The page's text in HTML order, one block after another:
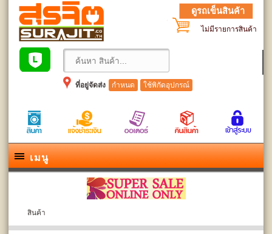
ดูรถเข็นสินค้า
ไม่มีรายการสินค้า
ที่อยู่จัดส่ง กำหนด ใช้พิกัดอุปกรณ์
เมนู
สินค้า